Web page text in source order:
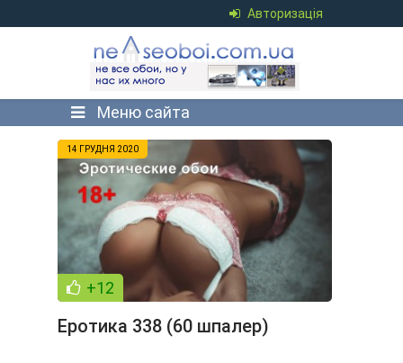
Авторизація
Меню сайта
14 ГРУДНЯ 2020
+12
Еротика 338 (60 шпалер)